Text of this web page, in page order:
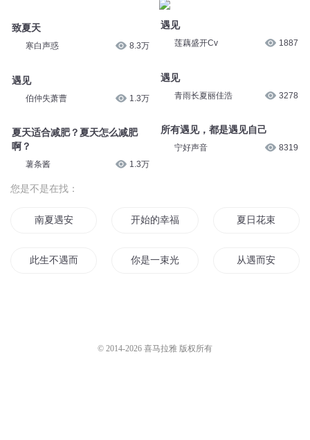
致夏天
寒白声惑 8.3万
遇见
伯仲失萧曹 1.3万
夏天适合减肥？夏天怎么减肥
啊？
薯条酱 1.3万
遇见
莲藕盛开Cv 1887
遇见
青雨长夏丽佳浩 3278
所有遇见，都是遇见自己
宁好声音 8319
您是不是在找：
南夏遇安 开始的幸福不曾结束 夏日花束
此生不遇而安 你是一束光 从遇而安
© 2014-2026 喜马拉雅 版权所有